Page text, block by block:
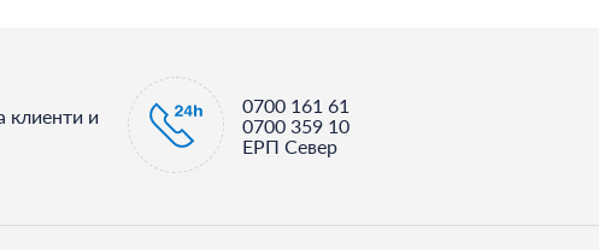
клиенти и
0700 161 61
0700 359 10
ЕРП Север